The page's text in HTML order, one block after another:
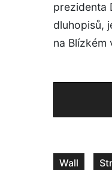
prezidenta
dluhopisů,
na Blízkém
Wall